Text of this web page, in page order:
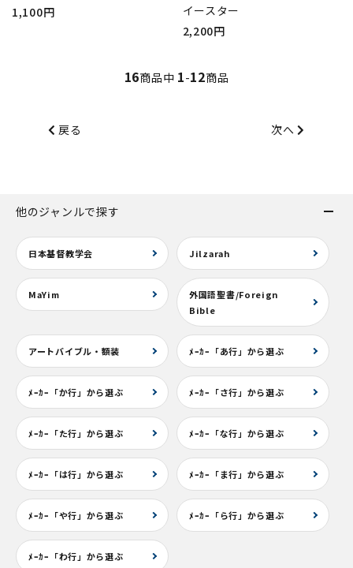
1,100円
イースター
2,200円
16商品中 1-12商品
戻る 次へ
他のジャンルで探す
日本基督教学会 Jilzarah
MaYim
外国語聖書/Foreign
Bible
アートバイブル・額装 ﾒｰｶｰ「あ行」から選ぶ
ﾒｰｶｰ「か行」から選ぶ ﾒｰｶｰ「さ行」から選ぶ
ﾒｰｶｰ「た行」から選ぶ ﾒｰｶｰ「な行」から選ぶ
ﾒｰｶｰ「は行」から選ぶ ﾒｰｶｰ「ま行」から選ぶ
ﾒｰｶｰ「や行」から選ぶ ﾒｰｶｰ「ら行」から選ぶ
ﾒｰｶｰ「わ行」から選ぶ